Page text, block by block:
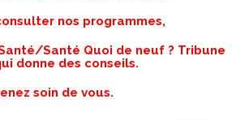
nos programmes,
Santé Quoi de neuf ? Tribune
donne des conseils.
soin de vous.